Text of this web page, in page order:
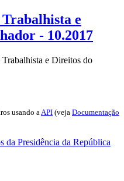
e
- 10.2017
e Direitos do
usando a API (veja Documentação
da Presidência da República